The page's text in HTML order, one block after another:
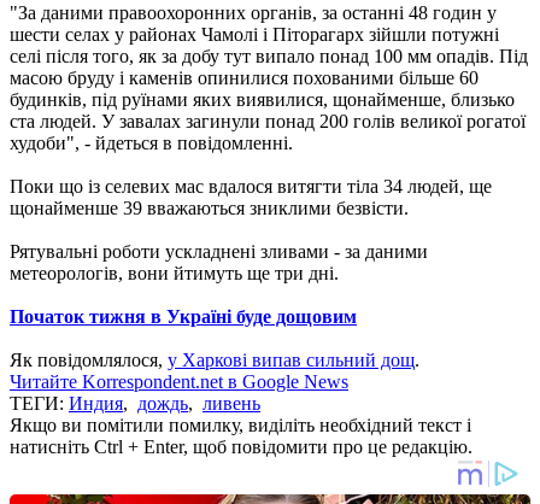
"За даними правоохоронних органів, за останні 48 годин у
шести селах у районах Чамолі і Піторагарх зійшли потужні
селі після того, як за добу тут випало понад 100 мм опадів. Під
масою бруду і каменів опинилися похованими більше 60
будинків, під руїнами яких виявилися, щонайменше, близько
ста людей. У завалах загинули понад 200 голів великої рогатої
худоби", - йдеться в повідомленні.
Поки що із селевих мас вдалося витягти тіла 34 людей, ще
щонайменше 39 вважаються зниклими безвісти.
Рятувальні роботи ускладнені зливами - за даними
метеорологів, вони йтимуть ще три дні.
Початок тижня в Україні буде дощовим
Як повідомлялося, у Харкові випав сильний дощ.
Читайте Korrespondent.net в Google News
ТЕГИ: Индия, дождь, ливень
Якщо ви помітили помилку, виділіть необхідний текст і
натисніть Ctrl + Enter, щоб повідомити про це редакцію.